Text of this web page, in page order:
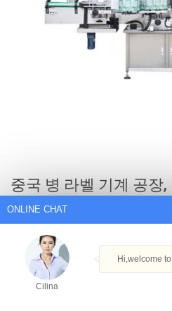
중국 병 라벨 기계 공장
GMP 슬리브 자동 라벨링 기계, 포
소 주문 수량: 1set 브랜드 이름:
링 기계, 반자동 압축 공기를 넣은
최소 주문 수량: 1 세트…
Get Best Quote
Hi,welcome
Cilina